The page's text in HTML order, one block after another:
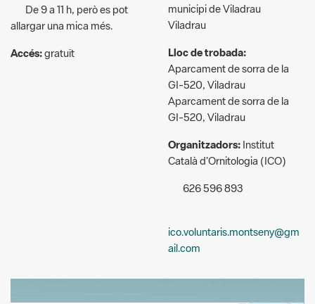
De 9 a 11 h, però es pot
allargar una mica més.
Accés:gratuït
municipi de Viladrau
Viladrau
Lloc de trobada:
Aparcament de sorra de la
GI-520, Viladrau
Aparcament de sorra de la
GI-520, Viladrau
Organitzadors: Institut
Català d’Ornitologia (ICO)
626 596 893
ico.voluntaris.montseny@gm
ail.com